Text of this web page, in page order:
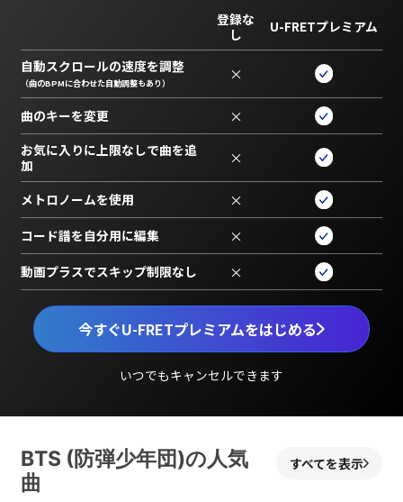
今すぐU-FRETプレミアムをはじめる
いつでもキャンセルできます
登録な
し
U-FRETプレミアム
自動スクロールの速度を調整
（曲のBPMに合わせた自動調整もあり） ×
曲のキーを変更 ×
お気に入りに上限なしで曲を追
加
×
メトロノームを使用 ×
コード譜を自分用に編集 ×
動画プラスでスキップ制限なし ×
BTS (防弾少年団)の人気
曲
すべてを表示